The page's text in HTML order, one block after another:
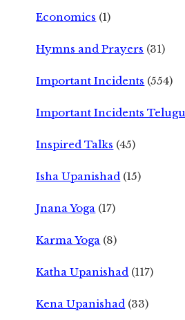
Economics (1)
Hymns and Prayers (31)
Important Incidents (554)
Important Incidents Telugu
Inspired Talks (45)
Isha Upanishad (15)
Jnana Yoga (17)
Karma Yoga (8)
Katha Upanishad (117)
Kena Upanishad (33)